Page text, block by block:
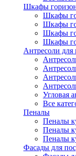
Шкафы
Шкафы
Шкафы
Шкафы
Шкафы
Антресоли для
Угловая
Все
Пеналы
Пеналы
Пеналы
Пеналы
Фасады для